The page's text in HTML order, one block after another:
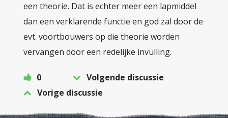
een theorie. Dat is echter meer een lapmiddel
dan een verklarende functie en god zal door de
evt. voortbouwers op die theorie worden
vervangen door een redelijke invulling.
0
Volgende discussie
Vorige discussie